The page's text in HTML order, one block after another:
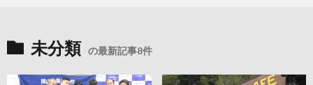
未分類 の最新記事8件